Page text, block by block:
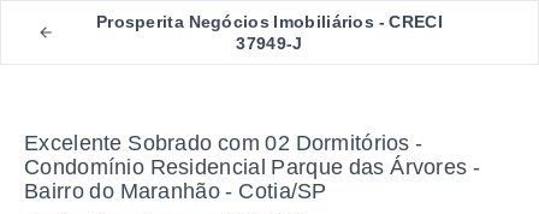
Prosperita Negócios Imobiliários - CRECI
37949-J
Excelente Sobrado com 02 Dormitórios -
Condomínio Residencial Parque das Árvores -
Bairro do Maranhão - Cotia/SP